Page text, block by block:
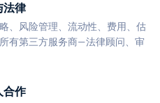
法律
、风险管理、流动性、费用、估
有第三方服务商—法律顾问、审
合作